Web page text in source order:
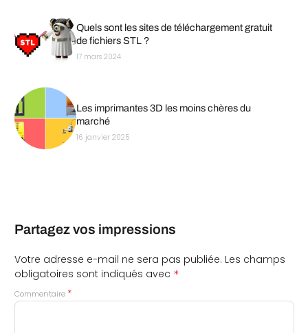
Quels sont les sites de téléchargement gratuit
de fichiers STL ?
17 mars 2024
Les imprimantes 3D les moins chères du
marché
16 janvier 2025
Partagez vos impressions
Votre adresse e-mail ne sera pas publiée. Les champs
obligatoires sont indiqués avec *
Commentaire *